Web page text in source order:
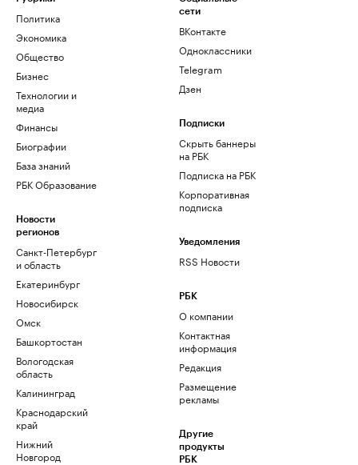
Политика
Экономика
Общество
Бизнес
Технологии и
медиа
Финансы
Биографии
База знаний
РБК Образование
Новости
регионов
Санкт-Петербург
и область
Екатеринбург
Новосибирск
Омск
Башкортостан
Вологодская
область
Калининград
Краснодарский
край
Нижний
Новгород
сети
ВКонтакте
Одноклассники
Telegram
Дзен
Подписки
Скрыть баннеры
на РБК
Подписка на РБК
Корпоративная
подписка
Уведомления
RSS Новости
РБК
О компании
Контактная
информация
Редакция
Размещение
рекламы
Другие
продукты
РБК